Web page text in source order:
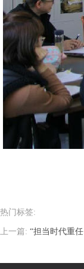
热门标签:
上一篇: “担当时代重